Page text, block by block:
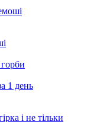
1 день
і не тільки